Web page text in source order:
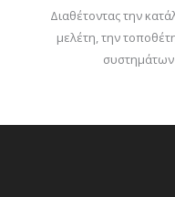
Διαθέτοντας την
μελέτη, την